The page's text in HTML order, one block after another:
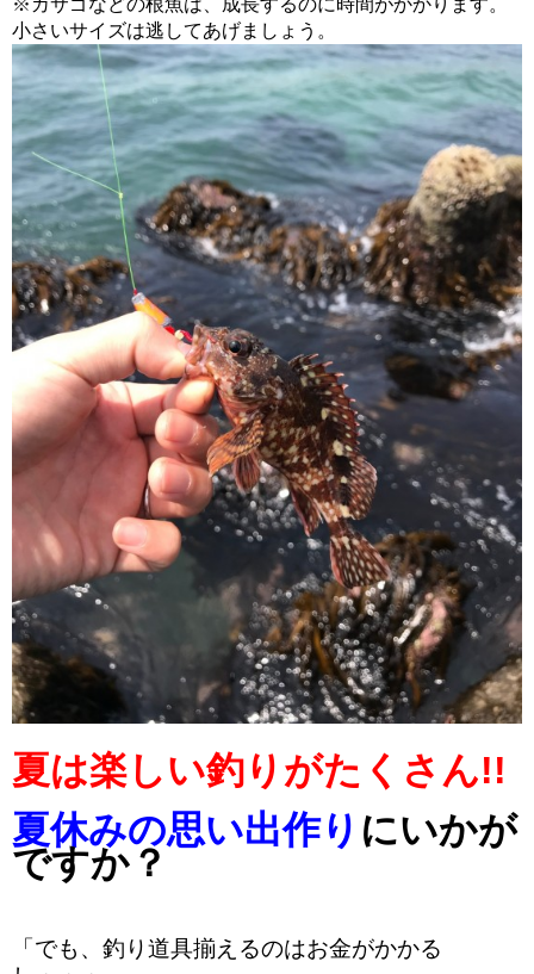
小さいサイズは逃してあげましょう。
夏は楽しい釣りがたくさん!!
夏休みの思い出作り にいかが
ですか？
「でも、釣り道具揃えるのはお金がかかる